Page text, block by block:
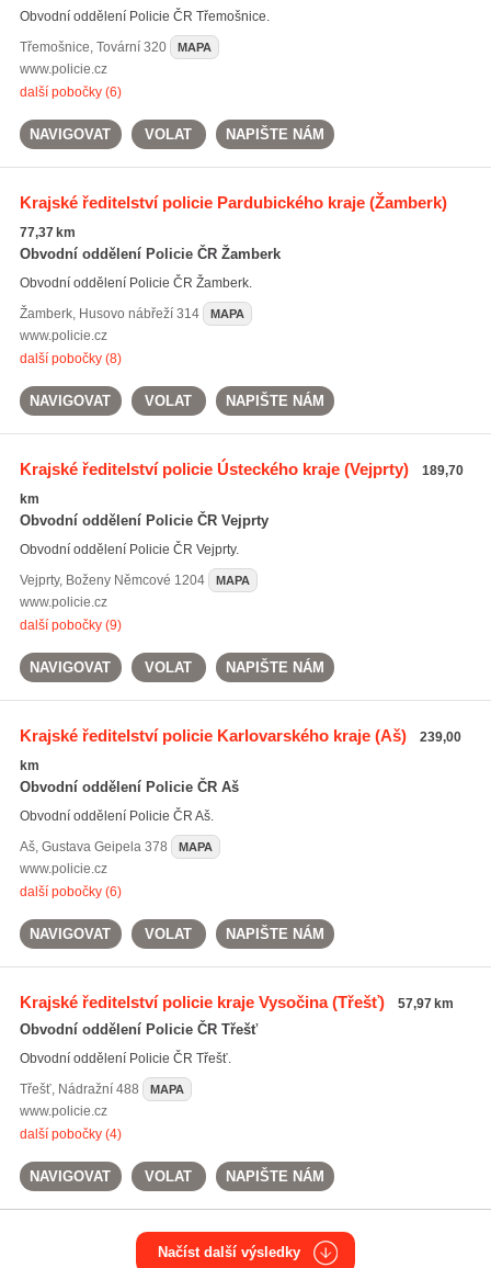
Obvodní oddělení Policie ČR Třemošnice.
Třemošnice, Tovární 320 MAPA
www.policie.cz
další pobočky (6)
NAVIGOVAT VOLAT NAPIŠTE NÁM
Krajské ředitelství policie Pardubického kraje(Žamberk)
77,37 km
Obvodní oddělení Policie ČR Žamberk
Obvodní oddělení Policie ČR Žamberk.
Žamberk, Husovo nábřeží 314 MAPA
www.policie.cz
další pobočky (8)
NAVIGOVAT VOLAT NAPIŠTE NÁM
Krajské ředitelství policie Ústeckého kraje(Vejprty)
189,70
km
Obvodní oddělení Policie ČR Vejprty
Obvodní oddělení Policie ČR Vejprty.
Vejprty, Boženy Němcové 1204 MAPA
www.policie.cz
další pobočky (9)
NAVIGOVAT VOLAT NAPIŠTE NÁM
Krajské ředitelství policie Karlovarského kraje(Aš)
239,00
km
Obvodní oddělení Policie ČR Aš
Obvodní oddělení Policie ČR Aš.
Aš, Gustava Geipela 378 MAPA
www.policie.cz
další pobočky (6)
NAVIGOVAT VOLAT NAPIŠTE NÁM
Krajské ředitelství policie kraje Vysočina(Třešť) 57,97 km
Obvodní oddělení Policie ČR Třešť
Obvodní oddělení Policie ČR Třešť.
Třešť, Nádražní 488 MAPA
www.policie.cz
další pobočky (4)
NAVIGOVAT VOLAT NAPIŠTE NÁM
Načíst další výsledky